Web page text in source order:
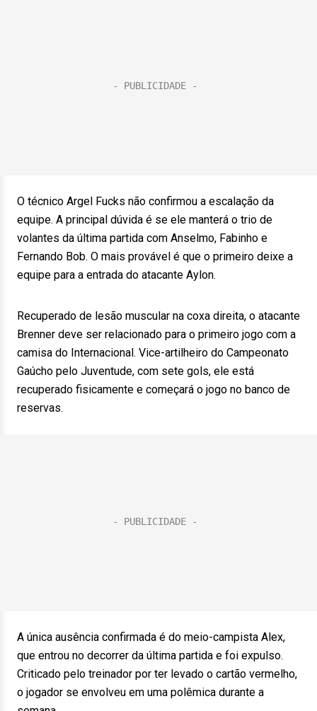
O técnico Argel Fucks não confirmou a escalação da
equipe. A principal dúvida é se ele manterá o trio de
volantes da última partida com Anselmo, Fabinho e
Fernando Bob. O mais provável é que o primeiro deixe a
equipe para a entrada do atacante Aylon.
Recuperado de lesão muscular na coxa direita, o atacante
Brenner deve ser relacionado para o primeiro jogo com a
camisa do Internacional. Vice-artilheiro do Campeonato
Gaúcho pelo Juventude, com sete gols, ele está
recuperado fisicamente e começará o jogo no banco de
reservas.
A única ausência confirmada é do meio-campista Alex,
que entrou no decorrer da última partida e foi expulso.
Criticado pelo treinador por ter levado o cartão vermelho,
o jogador se envolveu em uma polêmica durante a